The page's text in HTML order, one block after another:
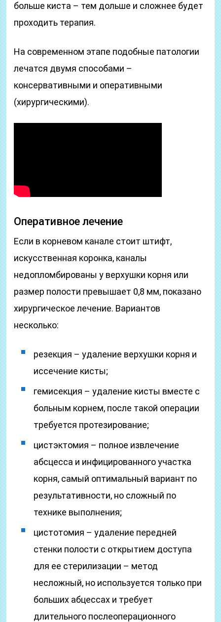
больше киста – тем дольше и сложнее будет
проходить терапия.
На современном этапе подобные патологии
лечатся двумя способами –
консервативными и оперативными
(хирургическими).
Оперативное лечение
Если в корневом канале стоит штифт,
искусственная коронка, каналы
недопломбированы у верхушки корня или
размер полости превышает 0,8 мм, показано
хирургическое лечение. Вариантов
несколько:
резекция – удаление верхушки корня и
иссечение кисты;
гемисекция – удаление кисты вместе с
больным корнем, после такой операции
требуется протезирование;
цистэктомия – полное извлечение
абсцесса и инфицированного участка
корня, самый оптимальный вариант по
результативности, но сложный по
технике выполнения;
цистотомия – удаление передней
стенки полости с открытием доступа
для ее стерилизации – метод
несложный, но используется только при
больших абцессах и требует
длительного послеоперационного